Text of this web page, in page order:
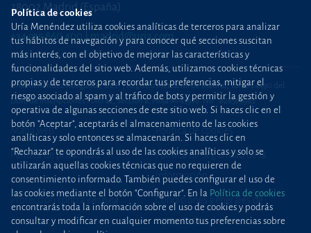
28002 Madrid (España)
+34 915 860 400 madrid@uria.com
Uría Menéndez Abogados, S.L.P. | Registro Mercantil de Madrid, Tomo 24490 del
Libro de Inscripciones Folio 42, Sección 8, Hoja M-43976. NIF: B28563963
Mapa web Política de cookies
Política de privacidad
Política de Seguridad de la
Información
Protección contraphishing
Condiciones generales de
contratación
Política de cookies
Uría Menéndez utiliza cookies analíticas de terceros para analizar
tus hábitos de navegación y para conocer qué secciones suscitan
más interés, con el objetivo de mejorar las características y
funcionalidades del sitio web. Además, utilizamos cookies técnicas
propias y de terceros para recordar tus preferencias, mitigar el
riesgo asociado al spam y al tráfico de bots y permitir la gestión y
operativa de algunas secciones de este sitio web. Si haces clic en el
botón "Aceptar", aceptarás el almacenamiento de las cookies
analíticas y solo entonces se almacenarán. Si haces clic en
“Rechazar” te opondrás al uso de las cookies analíticas y solo se
utilizarán aquellas cookies técnicas que no requieren de
consentimiento informado. También puedes configurar el uso de
las cookies mediante el botón "Configurar". En la Política de cookies
encontrarás toda la información sobre el uso de cookies y podrás
consultar y modificar en cualquier momento tus preferencias sobre